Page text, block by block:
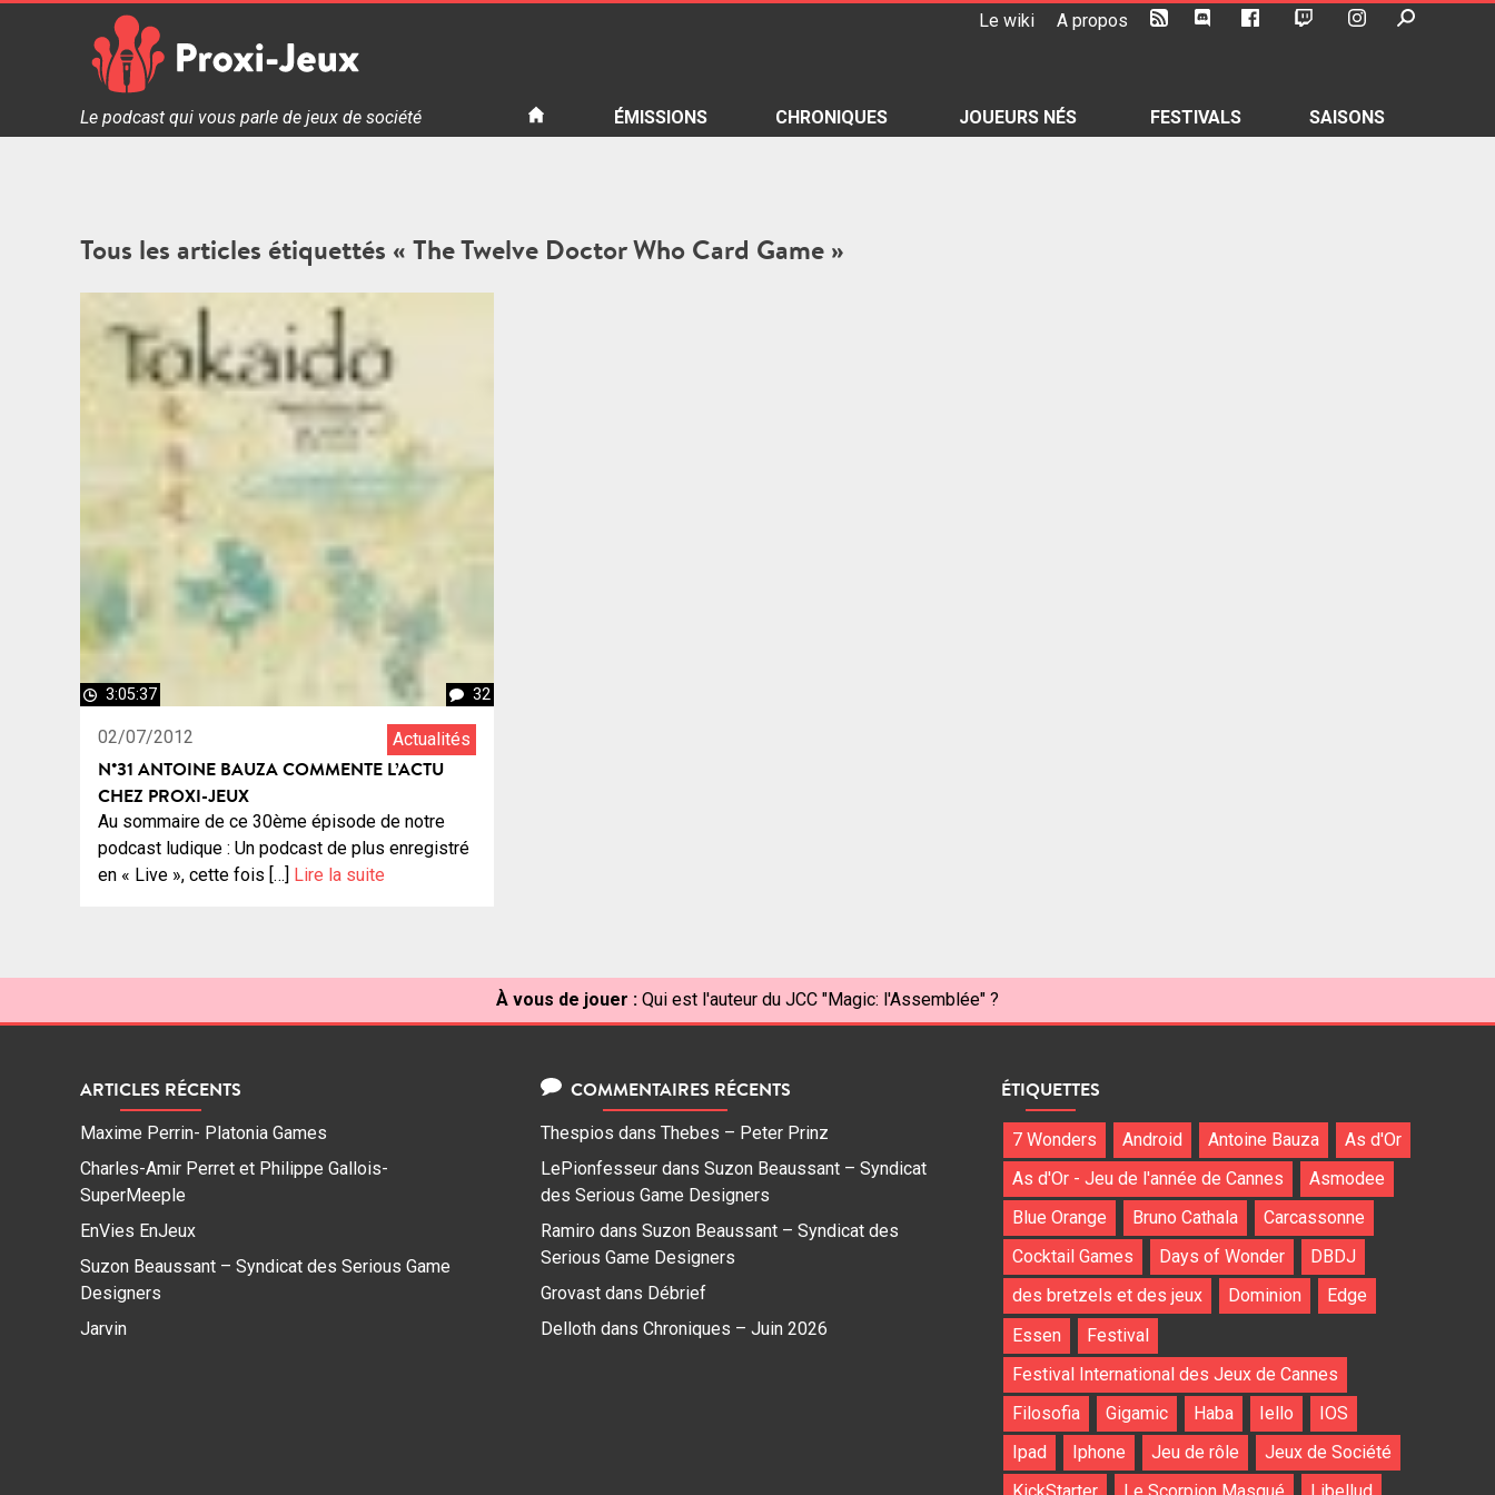
Le wiki A propos
Proxi Jeux - Le podcast qui vous parle de jeux de société
Le podcast qui vous parle de jeux de société ÉMISSIONS CHRONIQUES JOUEURS NÉS FESTIVALS SAISONS
Tous les articles étiquettés « The Twelve Doctor Who Card Game »
3:05:37 32
02/07/2012 Actualités
N°31 ANTOINE BAUZA COMMENTE L’ACTU
CHEZ PROXI-JEUX
Au sommaire de ce 30ème épisode de notre
podcast ludique : Un podcast de plus enregistré
en « Live », cette fois […] Lire la suite
À vous de jouer : Qui est l'auteur du JCC "Magic: l'Assemblée" ?
ARTICLES RÉCENTS
Maxime Perrin- Platonia Games
Charles-Amir Perret et Philippe Gallois-
SuperMeeple
EnVies EnJeux
Suzon Beaussant – Syndicat des Serious Game
Designers
Jarvin
COMMENTAIRES RÉCENTS
Thespios dans Thebes – Peter Prinz
LePionfesseur dans Suzon Beaussant – Syndicat
des Serious Game Designers
Ramiro dans Suzon Beaussant – Syndicat des
Serious Game Designers
Grovast dans Débrief
Delloth dans Chroniques – Juin 2026
ÉTIQUETTES
7 Wonders Android Antoine Bauza
As d'Or
As d'Or - Jeu de l'année de Cannes
Asmodee
Blue Orange
Bruno Cathala
Carcassonne
Cocktail Games
Days of Wonder
DBDJ
des bretzels et des jeux
Dominion
Edge
Essen
Festival
Festival International des Jeux de Cannes
Filosofia
Gigamic Haba Iello
IOS
Ipad
Iphone Jeu de rôle
Jeux de Société